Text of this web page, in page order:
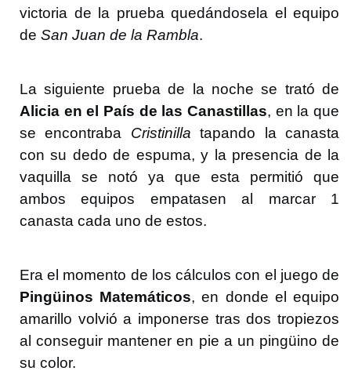
victoria de la prueba quedándosela el equipo
de San Juan de la Rambla.
La siguiente prueba de la noche se trató de
Alicia en el País de las Canastillas, en la que
se encontraba Cristinilla tapando la canasta
con su dedo de espuma, y la presencia de la
vaquilla se notó ya que esta permitió que
ambos equipos empatasen al marcar 1
canasta cada uno de estos.
Era el momento de los cálculos con el juego de
Pingüinos Matemáticos, en donde el equipo
amarillo volvió a imponerse tras dos tropiezos
al conseguir mantener en pie a un pingüino de
su color.